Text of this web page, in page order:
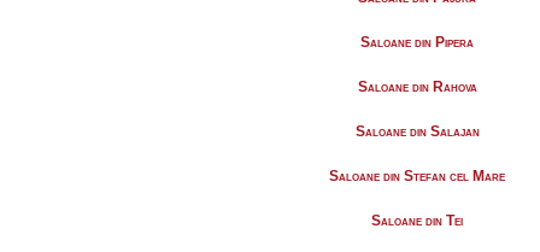
Saloane din Pipera
Saloane din Rahova
Saloane din Salajan
Saloane din Stefan cel Mare
Saloane din Tei